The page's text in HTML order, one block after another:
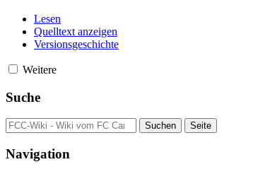
Lesen
Quelltext anzeigen
Versionsgeschichte
Weitere
Suche
Navigation